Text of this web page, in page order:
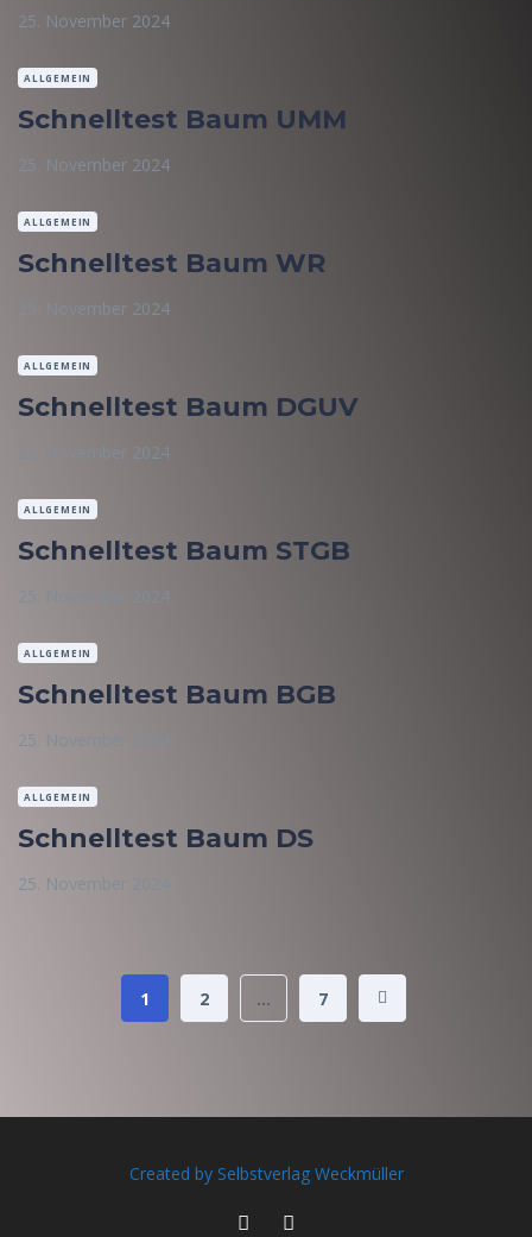
25. November 2024
ALLGEMEIN
Schnelltest Baum UMM
25. November 2024
ALLGEMEIN
Schnelltest Baum WR
25. November 2024
ALLGEMEIN
Schnelltest Baum DGUV
25. November 2024
ALLGEMEIN
Schnelltest Baum STGB
25. November 2024
ALLGEMEIN
Schnelltest Baum BGB
25. November 2024
ALLGEMEIN
Schnelltest Baum DS
25. November 2024
1 2 … 7
Created by Selbstverlag Weckmüller